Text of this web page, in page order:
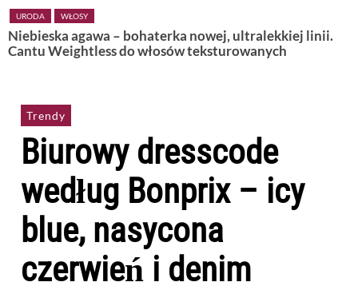
URODA WŁOSY
Niebieska agawa – bohaterka nowej, ultralekkiej linii.
Cantu Weightless do włosów teksturowanych
Trendy
Biurowy dresscode
według Bonprix – icy
blue, nasycona
czerwień i denim